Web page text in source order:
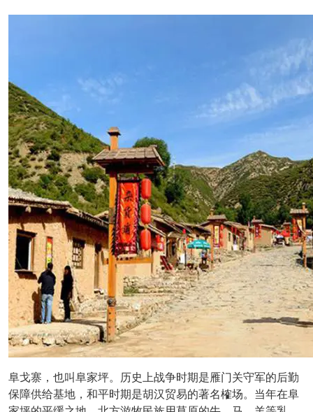
阜戈寨，也叫阜家坪。历史上战争时期是雁门关守军的后勤
保障供给基地，和平时期是胡汉贸易的著名榷场。当年在阜